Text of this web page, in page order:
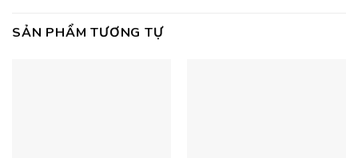
SẢN PHẨM TƯƠNG TỰ